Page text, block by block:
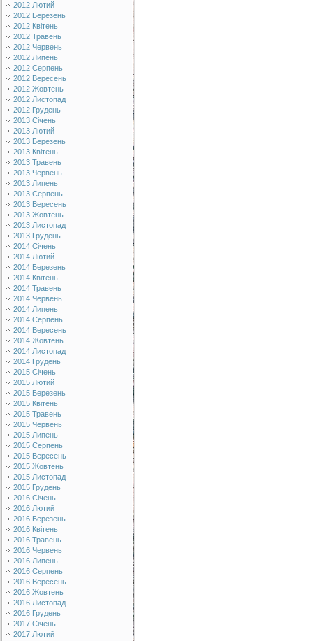
2012 Лютий
2012 Березень
2012 Квітень
2012 Травень
2012 Червень
2012 Липень
2012 Серпень
2012 Вересень
2012 Жовтень
2012 Листопад
2012 Грудень
2013 Січень
2013 Лютий
2013 Березень
2013 Квітень
2013 Травень
2013 Червень
2013 Липень
2013 Серпень
2013 Вересень
2013 Жовтень
2013 Листопад
2013 Грудень
2014 Січень
2014 Лютий
2014 Березень
2014 Квітень
2014 Травень
2014 Червень
2014 Липень
2014 Серпень
2014 Вересень
2014 Жовтень
2014 Листопад
2014 Грудень
2015 Січень
2015 Лютий
2015 Березень
2015 Квітень
2015 Травень
2015 Червень
2015 Липень
2015 Серпень
2015 Вересень
2015 Жовтень
2015 Листопад
2015 Грудень
2016 Січень
2016 Лютий
2016 Березень
2016 Квітень
2016 Травень
2016 Червень
2016 Липень
2016 Серпень
2016 Вересень
2016 Жовтень
2016 Листопад
2016 Грудень
2017 Січень
2017 Лютий